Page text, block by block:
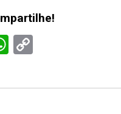
WhatsApp